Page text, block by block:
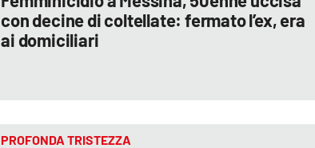
con decine di coltellate: fermato l’ex, era
ai domiciliari
PROFONDA TRISTEZZA